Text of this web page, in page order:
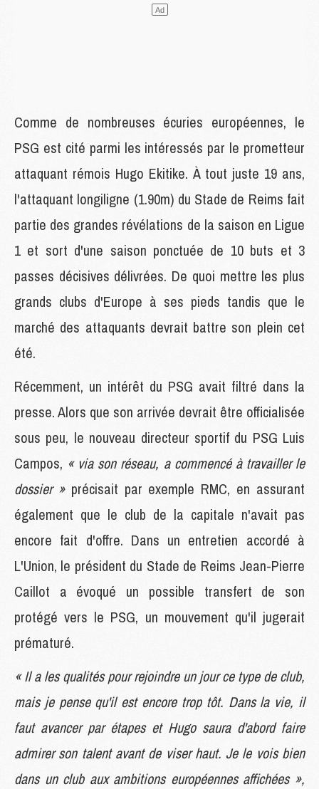
Comme de nombreuses écuries européennes, le
PSG est cité parmi les intéressés par le prometteur
attaquant rémois Hugo Ekitike. À tout juste 19 ans,
l'attaquant longiligne (1.90m) du Stade de Reims fait
partie des grandes révélations de la saison en Ligue
1 et sort d'une saison ponctuée de 10 buts et 3
passes décisives délivrées. De quoi mettre les plus
grands clubs d'Europe à ses pieds tandis que le
marché des attaquants devrait battre son plein cet
été.
Récemment, un intérêt du PSG avait filtré dans la
presse. Alors que son arrivée devrait être officialisée
sous peu, le nouveau directeur sportif du PSG Luis
Campos, « via son réseau, a commencé à travailler le
dossier »précisait par exemple RMC, en assurant
également que le club de la capitale n'avait pas
encore fait d'offre. Dans un entretien accordé à
L'Union, le président du Stade de Reims Jean-Pierre
Caillot a évoqué un possible transfert de son
protégé vers le PSG, un mouvement qu'il jugerait
prématuré.
« Il a les qualités pour rejoindre un jour ce type de club,
mais je pense qu'il est encore trop tôt. Dans la vie, il
faut avancer par étapes et Hugo saura d'abord faire
admirer son talent avant de viser haut. Je le vois bien
dans un club aux ambitions européennes affichées »,